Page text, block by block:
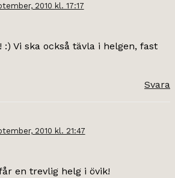
2010 kl. 17:17
Vi ska också tävla i helgen, fast
Svara
2010 kl. 21:47
en trevlig helg i övik!